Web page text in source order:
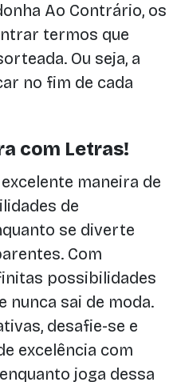
Ao Contrário, os
termos que
Ou seja, a
no fim de cada
com Letras!
maneira de
de
se diverte
Com
possibilidades
nunca sai de moda.
desafie-se e
excelência com
joga dessa